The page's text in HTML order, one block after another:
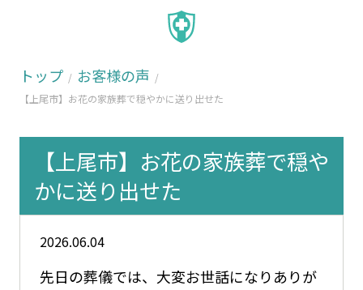
トップ お客様の声
【上尾市】お花の家族葬で穏やかに送り出せた
【上尾市】お花の家族葬で穏や
かに送り出せた
2026.06.04
先日の葬儀では、大変お世話になりありが